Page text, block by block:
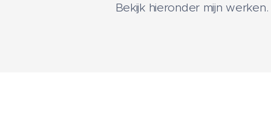
Bekijk hieronder mijn werken.